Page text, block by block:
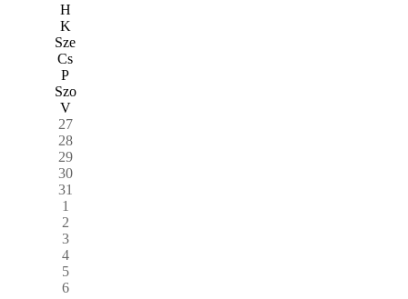
H
K
Sze
Cs
P
Szo
V
27
28
29
30
31
1
2
3
4
5
6